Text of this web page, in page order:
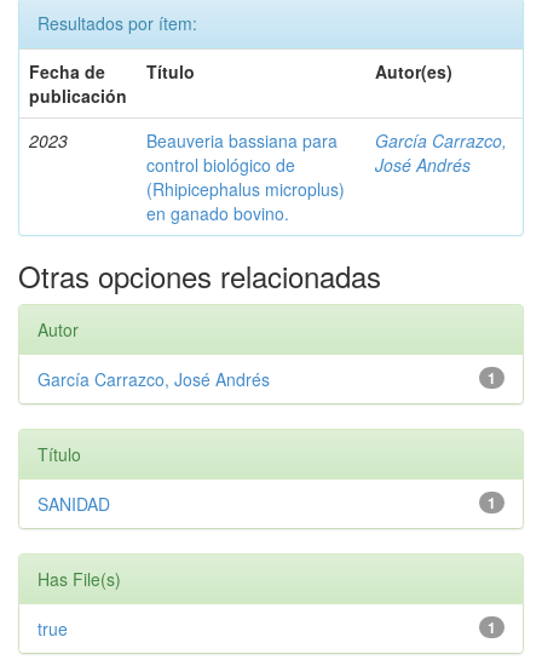
Resultados por ítem:
Fecha de
publicación
Título Autor(es)
2023
Beauveria bassiana para
control biológico de
(Rhipicephalus microplus)
en ganado bovino.
García Carrazco,
José Andrés
Otras opciones relacionadas
Autor
1
García Carrazco, José Andrés
Título
1
SANIDAD
Has File(s)
1
true